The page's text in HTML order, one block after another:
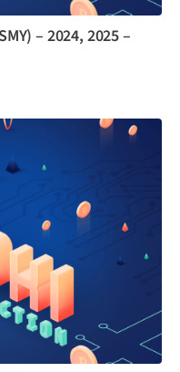
– 2024, 2025 –